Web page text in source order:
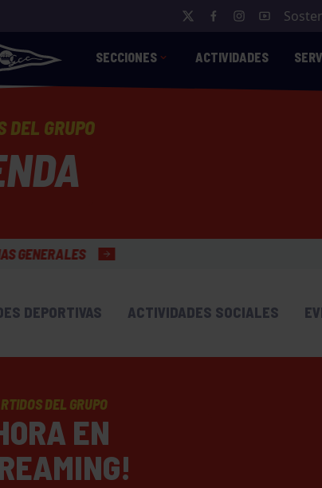
SECCIONES ACTIVIDADES
DEL GRUPO
DEPORTIVAS ACTIVIDADES SOCIALES
DEL GRUPO
EN